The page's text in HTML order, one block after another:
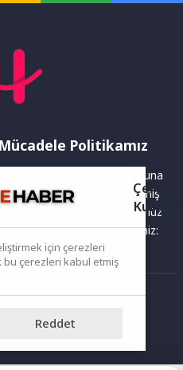
Politikamız
gözetilerek hazırlanır. Buna
hatalı veya güncelliğini yitirmiş
olduğunu düşündüğünüz
bize bildirebilirsiniz:
izinsiz kopyalanamaz,
Çerez
için çerezleri
bu çerezleri kabul etmiş
Reddet